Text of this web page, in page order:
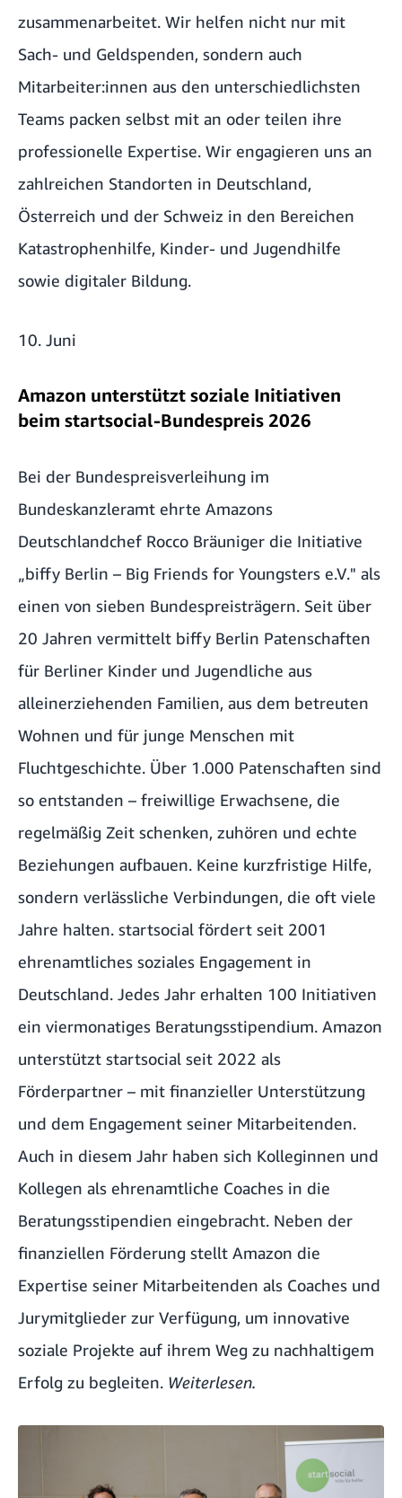
zusammenarbeitet. Wir helfen nicht nur mit
Sach- und Geldspenden, sondern auch
Mitarbeiter:innen aus den unterschiedlichsten
Teams packen selbst mit an oder teilen ihre
professionelle Expertise. Wir engagieren uns an
zahlreichen Standorten in Deutschland,
Österreich und der Schweiz in den Bereichen
Katastrophenhilfe, Kinder- und Jugendhilfe
sowie digitaler Bildung.
10. Juni
Amazon unterstützt soziale Initiativen
beim startsocial-Bundespreis 2026
Bei der Bundespreisverleihung im
Bundeskanzleramt ehrte Amazons
Deutschlandchef Rocco Bräuniger die Initiative
„biffy Berlin – Big Friends for Youngsters e.V." als
einen von sieben Bundespreisträgern. Seit über
20 Jahren vermittelt biffy Berlin Patenschaften
für Berliner Kinder und Jugendliche aus
alleinerziehenden Familien, aus dem betreuten
Wohnen und für junge Menschen mit
Fluchtgeschichte. Über 1.000 Patenschaften sind
so entstanden – freiwillige Erwachsene, die
regelmäßig Zeit schenken, zuhören und echte
Beziehungen aufbauen. Keine kurzfristige Hilfe,
sondern verlässliche Verbindungen, die oft viele
Jahre halten. startsocial fördert seit 2001
ehrenamtliches soziales Engagement in
Deutschland. Jedes Jahr erhalten 100 Initiativen
ein viermonatiges Beratungsstipendium. Amazon
unterstützt startsocial seit 2022 als
Förderpartner – mit finanzieller Unterstützung
und dem Engagement seiner Mitarbeitenden.
Auch in diesem Jahr haben sich Kolleginnen und
Kollegen als ehrenamtliche Coaches in die
Beratungsstipendien eingebracht. Neben der
finanziellen Förderung stellt Amazon die
Expertise seiner Mitarbeitenden als Coaches und
Jurymitglieder zur Verfügung, um innovative
soziale Projekte auf ihrem Weg zu nachhaltigem
Erfolg zu begleiten. Weiterlesen.